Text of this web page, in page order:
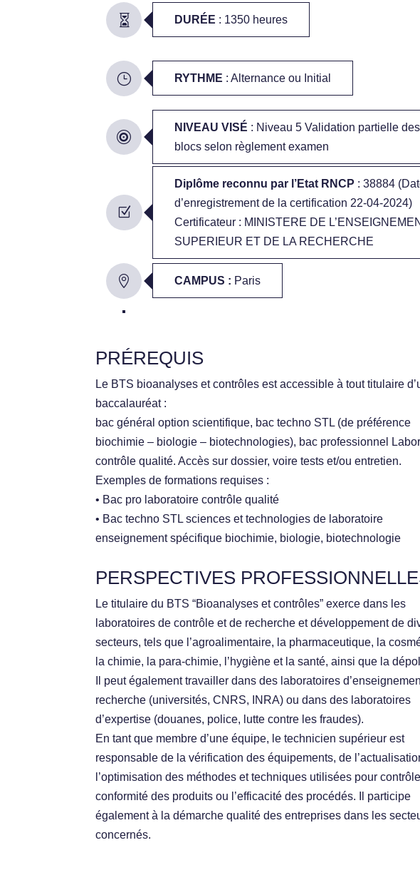
DURÉE : 1350 heures
RYTHME : Alternance ou Initial
NIVEAU VISÉ : Niveau 5Validation partielle des
blocs selon règlement examen
Diplôme reconnu par l’Etat RNCP : 38884
d’enregistrement de la certification 22-04-2024)
Certificateur : MINISTERE DE
SUPERIEUR ET DE LA RECHERCHE
CAMPUS : Paris
PRÉREQUIS
Le BTS bioanalyses et contrôles est accessible à tout titulaire
baccalauréat :
bac général option scientifique, bac techno STL (de préférence
biochimie – biologie – biotechnologies), bac professionnel
contrôle qualité. Accès sur dossier, voire tests et/ou entretien.
Exemples de formations requises :
• Bac pro laboratoire contrôle qualité
• Bac techno STL sciences et technologies de laboratoire
enseignement spécifique biochimie, biologie, biotechnologie
PERSPECTIVES
Le titulaire du BTS “Bioanalyses et contrôles” exerce dans les
laboratoires de contrôle et de recherche et développement de
secteurs, tels que l’agroalimentaire, la pharmaceutique, la
la chimie, la para-chimie, l’hygiène et la santé, ainsi que la
Il peut également travailler dans des laboratoires
recherche (universités, CNRS, INRA) ou dans des laboratoires
d’expertise (douanes, police, lutte contre les fraudes).
En tant que membre d’une équipe, le technicien supérieur est
responsable de la vérification des équipements, de
l’optimisation des méthodes et techniques utilisées pour
conformité des produits ou l’efficacité des procédés. Il participe
également à la démarche qualité des entreprises dans les
concernés.